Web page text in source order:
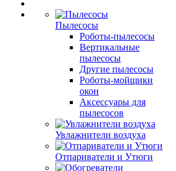
Пылесосы
Роботы-пылесосы
Вертикальные
пылесосы
Другие пылесосы
Роботы-мойщики
окон
Аксессуары для
пылесосов
Увлажнители воздуха
Отпариватели и Утюги